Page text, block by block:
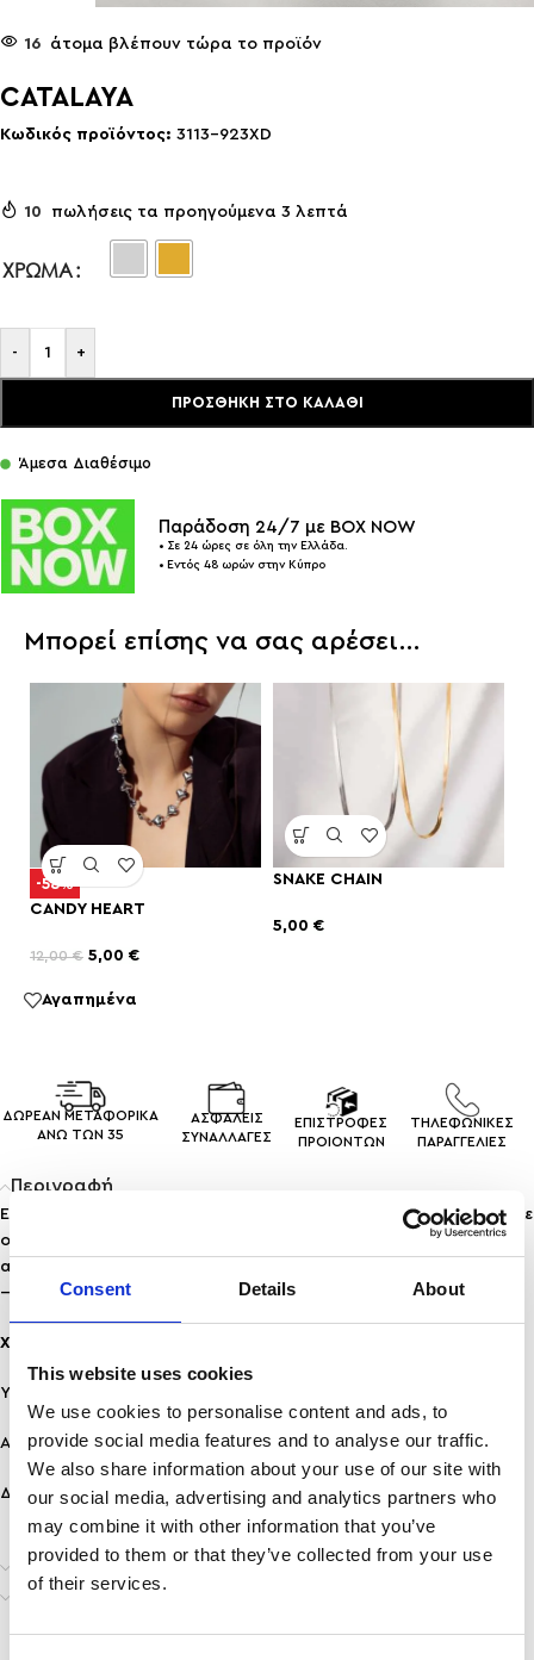
Consent Details About
This website uses cookies
We use cookies to personalise content and ads, to
provide social media features and to analyse our traffic.
We also share information about your use of our site with
our social media, advertising and analytics partners who
may combine it with other information that you’ve
provided to them or that they’ve collected from your use
of their services.
16 άτομα βλέπουν τώρα το προϊόν
CATALAYA
Κωδικός προϊόντος: 3113-923XD
10 πωλήσεις τα προηγούμενα 3 λεπτά
ΧΡΏΜΑ
- +
ΠΡΟΣΘΉΚΗ ΣΤΟ ΚΑΛΆΘΙ
Άμεσα Διαθέσιμο
Παράδοση 24/7 με BOX NOW
• Σε 24 ώρες σε όλη την Ελλάδα.
• Εντός 48 ωρών στην Κύπρο
Μπορεί επίσης να σας αρέσει…
-58%
CANDY HEART
12,00€ 5,00 €
SNAKE CHAIN
5,00 €
Αγαπημένα
ΔΩΡΕΑΝ ΜΕΤΑΦΟΡΙΚΑ
ΑΝΩ ΤΩΝ 35
ΑΣΦΑΛΕΙΣ
ΣΥΝΑΛΛΑΓEΣ
ΕΠΙΣΤΡΟΦΕΣ
ΠΡΟΙΟΝΤΩΝ
ΤΗΛΕΦΩΝΙΚΕΣ
ΠΑΡΑΓΓΕΛΙΕΣ
Περιγραφή
Ένα εντυπωσιακό ζευγάρι που συνδυάζει δυναμική γεωμετρία με
οργανική ροή. Αγκαλιάζουν το αυτί με μοναδική υφή και
ανάγλυφη κίνηση. Ιδανικά για να αναβαθμίσεις κάθε εμφάνιση
— από ένα απλό λευκό πουκάμισο έως βραδινό φόρεμα.
Χαρακτηριστικά:
Υλικό: Ανοξείδωτο ατσάλι
Ανθεκτικότητα: Ανθεκτικό σε νερό & άρωμα, δεν μαυρίζει!
Διαστάσεις: 20mm
Επιπλέον πληροφορίες